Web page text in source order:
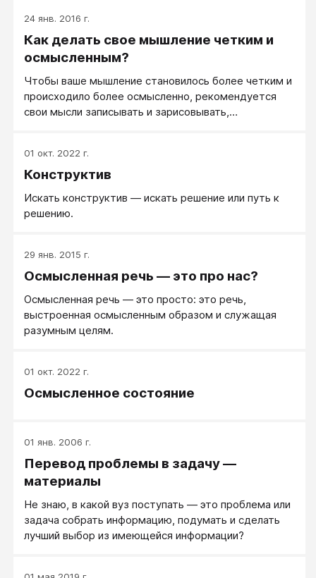
24 янв. 2016 г.
Как делать свое мышление четким и
осмысленным?
Чтобы ваше мышление становилось более четким и
происходило более осмысленно, рекомендуется
свои мысли записывать и зарисовывать,
эффективному мышлению.
01 окт. 2022 г.
Конструктив
Искать конструктив — искать решение или путь к
решению.
29 янв. 2015 г.
Осмысленная речь — это про нас?
Осмысленная речь — это просто: это речь,
выстроенная осмысленным образом и служащая
разумным целям.
01 окт. 2022 г.
Осмысленное состояние
01 янв. 2006 г.
Перевод проблемы в задачу —
материалы
Не знаю, в какой вуз поступать — это проблема или
задача собрать информацию, подумать и сделать
лучший выбор из имеющейся информации?